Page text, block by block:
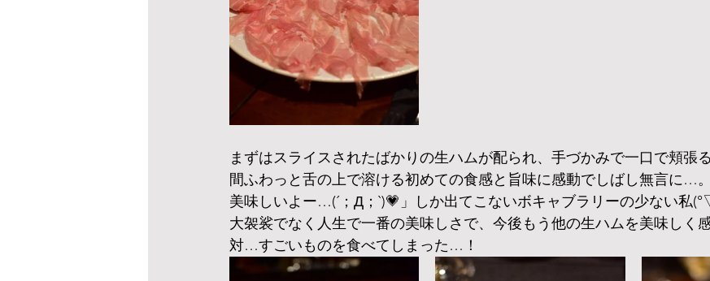
まずはスライスされたばかりの生ハムが配られ、手づかみで一口で頬張
間ふわっと舌の上で溶ける初めての食感と旨味に感動でしばし無言に…
美味しいよー…(´；Д；`)💗」しか出てこないボキャブラリーの少ない私
大袈裟でなく人生で一番の美味しさで、今後もう他の生ハムを美味しく
対…すごいものを食べてしまった…！